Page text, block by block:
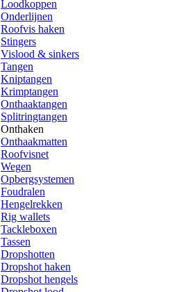
Loodkoppen
Onderlijnen
Roofvis haken
Stingers
Vislood & sinkers
Tangen
Kniptangen
Krimptangen
Onthaaktangen
Splitringtangen
Onthaken
Onthaakmatten
Roofvisnet
Wegen
Opbergsystemen
Foudralen
Hengelrekken
Rig wallets
Tackleboxen
Tassen
Dropshotten
Dropshot haken
Dropshot hengels